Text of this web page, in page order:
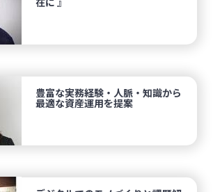
豊富な実務経験・人脈・知識から
最適な資産運用を提案